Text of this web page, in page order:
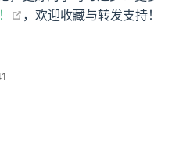
open in new window
，欢迎收藏与转发支持！